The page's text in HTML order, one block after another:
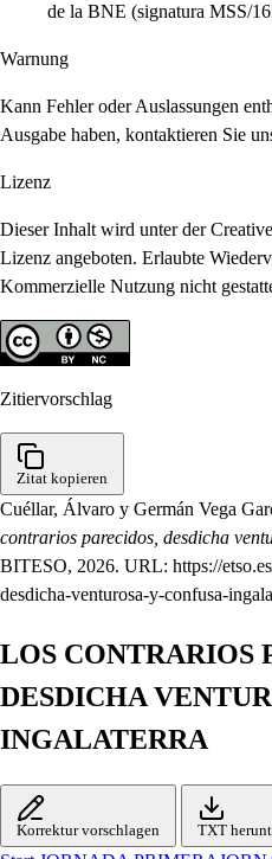
de la BNE (signatura MSS/
Warnung
Kann Fehler oder Auslassungen
Ausgabe haben, kontaktieren Sie
Lizenz
Dieser Inhalt wird unter der
Lizenz angeboten. Erlaubte
Kommerzielle Nutzung nicht
Zitiervorschlag
Zitat kopieren
Cuéllar, Álvaro y Germán Vega
contrarios parecidos, desdicha
BITESO, 2026. URL: https://
desdicha-venturosa-y-confusa-
LOS CONTRARIOS
DESDICHA
INGALATERRA
Korrektur vorschlagen TXT